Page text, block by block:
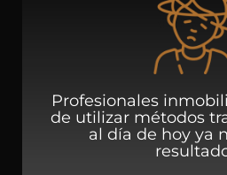
Profesionales
de utilizar métodos
al día de hoy ya